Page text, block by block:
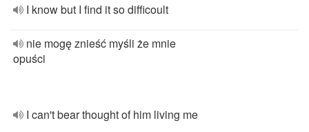
I know but I find it so difficoult
nie mogę znieść myśli że mnie
opuści
I can't bear thought of him living me